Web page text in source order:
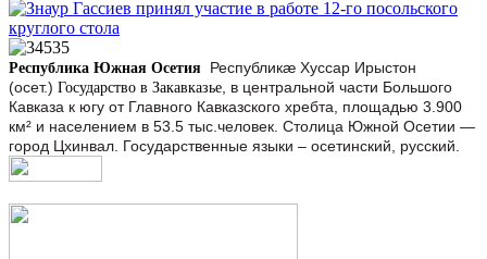
Республика Южная Осетия Республикæ Хуссар Ирыстон
(осет.) Государство в Закавказье , в центральной части Большого
Кавказа к югу от Главного Кавказского хребта, площадью 3.900
км² и населением в 53.5 тыс.человек. Столица Южной Осетии —
город Цхинвал. Государственные языки – осетинский, русский.